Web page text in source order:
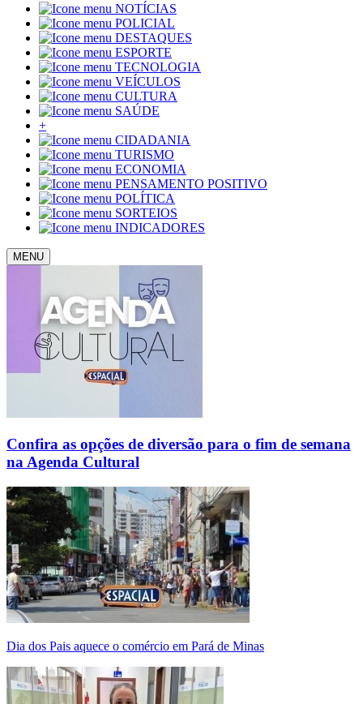
NOTÍCIAS
POLICIAL
DESTAQUES
ESPORTE
TECNOLOGIA
VEÍCULOS
CULTURA
SAÚDE
+
CIDADANIA
TURISMO
ECONOMIA
PENSAMENTO POSITIVO
POLÍTICA
SORTEIOS
INDICADORES
MENU
Confira as opções de diversão para o fim de semana
na Agenda Cultural
Dia dos Pais aquece o comércio em Pará de Minas